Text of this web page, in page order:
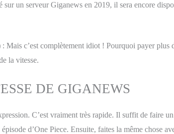
un serveur Giganews en 2019, il sera encore
Mais c’est complètement idiot ! Pourquoi payer
la vitesse.
DE GIGANEWS
C’est vraiment très rapide. Il suffit de faire
d’One Piece. Ensuite, faites la même chose